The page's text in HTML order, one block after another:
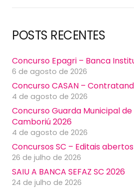
POSTS RECENTES
Concurso Epagri – Banca
6 de agosto de 2026
Concurso CASAN –
4 de agosto de 2026
Concurso Guarda Municipal
Camboriú 2026
4 de agosto de 2026
Concursos SC – Editais abertos
26 de julho de 2026
SAIU A BANCA SEFAZ SC 2026
24 de julho de 2026